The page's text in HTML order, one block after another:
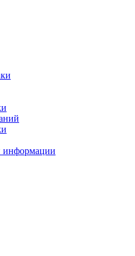
информации